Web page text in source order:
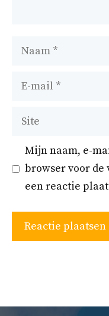
Naam
Site
Mijn naam, e-
browser voor de
een reactie